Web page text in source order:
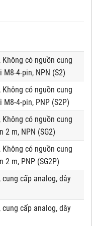
có nguồn cung
4-pin, NPN (S2)
có nguồn cung
4-pin, PNP (S2P)
có nguồn cung
2 m, NPN (SG2)
có nguồn cung
2 m, PNP (SG2P)
cấp analog, dây
cấp analog, dây